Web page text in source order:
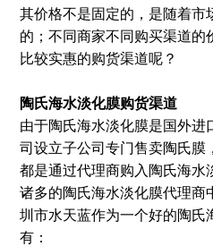
其价格不是固定的，是随着市
的；不同商家不同购买渠道的
比较实惠的购货渠道呢？
陶氏海水淡化膜购货渠道
由于陶氏海水淡化膜是国外进
司设立子公司专门售卖陶氏膜
都是通过代理商购入陶氏海水
诸多的陶氏海水淡化膜代理商
圳市水天蓝作为一个好的陶氏
有：